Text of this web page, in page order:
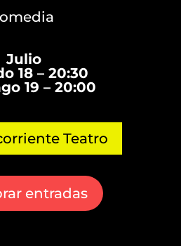
Julio
18 – 20:30
19 – 20:00
Teatro
entradas